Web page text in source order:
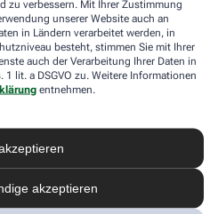
zu verbessern. Mit Ihrer Zustimmung
unserer Website auch an
in Ländern verarbeitet werden, in
besteht, stimmen Sie mit Ihrer
auch der Verarbeitung Ihrer Daten in
lit. a DSGVO zu. Weitere Informationen
entnehmen.
akzeptieren
Kollagen, ergänzt durch
– ideal zur täglichen
im Körper.*
Orangen-Geschmack